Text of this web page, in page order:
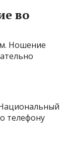
во
Ношение
телефону